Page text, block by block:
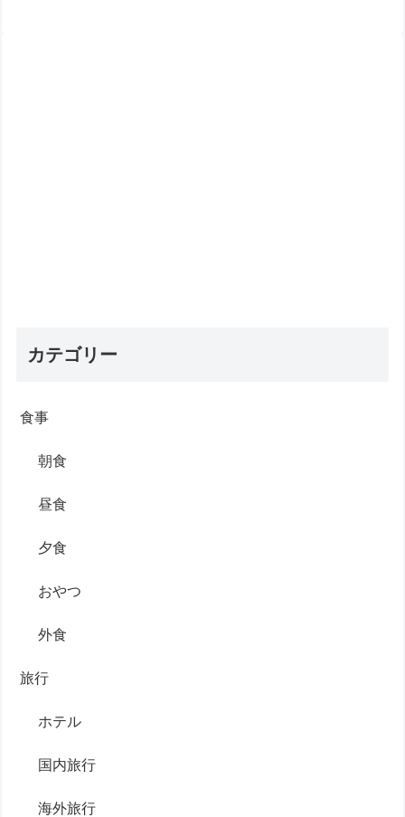
カテゴリー
食事
朝食
昼食
夕食
おやつ
外食
旅行
ホテル
国内旅行
海外旅行